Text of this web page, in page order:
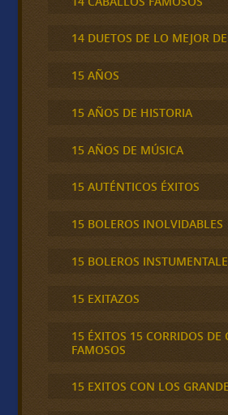
14 DUETOS DE LO MEJOR
15 AÑOS
15 AÑOS DE HISTORIA
15 AÑOS DE MÚSICA
15 AUTÉNTICOS ÉXITOS
15 BOLEROS INOLVIDABLES
15 BOLEROS
15 EXITAZOS
15 ÉXITOS 15 CORRIDOS DE
FAMOSOS
15 EXITOS CON LOS